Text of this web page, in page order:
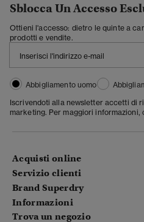
Sblocca Un Accesso
Ottieni l'accesso: dietro le quinte a
prodotti e vendite.
Abbigliamento uomo
Iscrivendoti alla newsletter accetti di
marketing. Per maggiori informazioni,
Acquisti online
Servizio clienti
Brand Superdry
Informazioni
Trova un negozio